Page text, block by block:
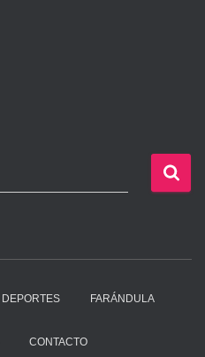
DEPORTES FARÁNDULA
CONTACTO